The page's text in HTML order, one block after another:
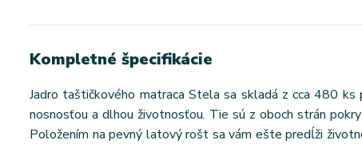
Kompletné špecifikácie
Jadro taštičkového matraca Stela sa skladá z cca 480
nosnosťou a dlhou životnosťou. Tie sú z oboch strán
Položením na pevný latový rošt sa vám ešte predĺži